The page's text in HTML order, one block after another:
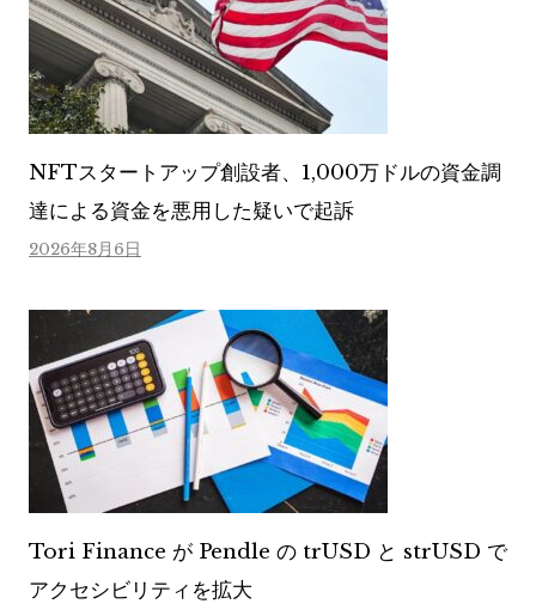
NFTスタートアップ創設者、1,000万ドルの資金調
達による資金を悪用した疑いで起訴
2026年8月6日
Tori Finance が Pendle の trUSD と strUSD で
アクセシビリティを拡大